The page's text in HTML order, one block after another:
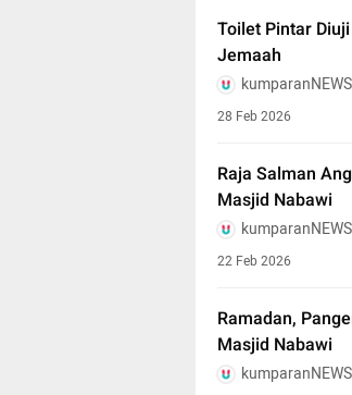
Toilet Pintar
Jemaah
kumparanNEWS
28 Feb 2026
Raja Salman
Masjid Nabawi
kumparanNEWS
22 Feb 2026
Ramadan,
Masjid Nabawi
kumparanNEWS